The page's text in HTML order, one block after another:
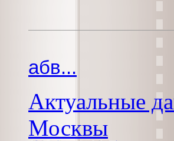
абв...
Актуальные
Москвы